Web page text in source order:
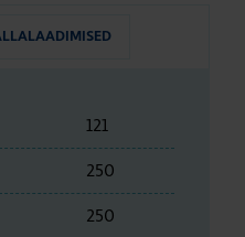
121
250
250